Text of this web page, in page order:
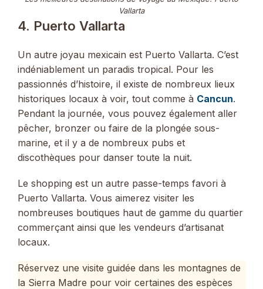
Vallarta
4. Puerto Vallarta
Un autre joyau mexicain est Puerto Vallarta. C’est
indéniablement un paradis tropical. Pour les
passionnés d’histoire, il existe de nombreux lieux
historiques locaux à voir, tout comme à Cancun.
Pendant la journée, vous pouvez également aller
pêcher, bronzer ou faire de la plongée sous-
marine, et il y a de nombreux pubs et
discothèques pour danser toute la nuit.
Le shopping est un autre passe-temps favori à
Puerto Vallarta. Vous aimerez visiter les
nombreuses boutiques haut de gamme du quartier
commerçant ainsi que les vendeurs d’artisanat
locaux.
Réservez une visite guidée dans les montagnes de
la Sierra Madre pour voir certaines des espèces